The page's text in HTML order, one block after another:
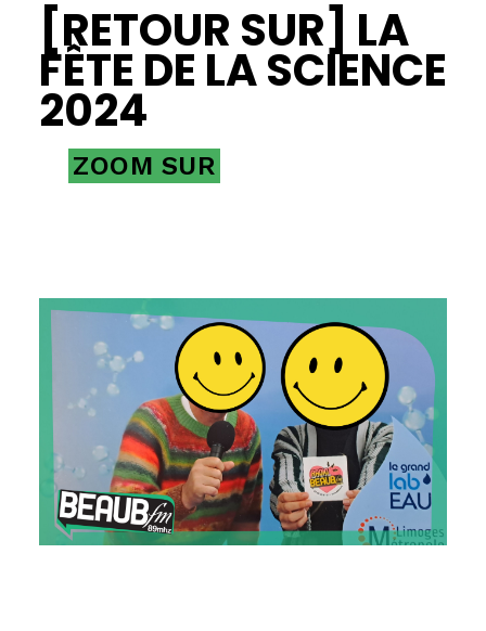
[RETOUR SUR] LA
FÊTE DE LA SCIENCE
2024
ZOOM SUR